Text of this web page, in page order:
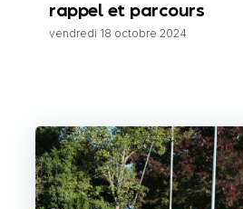
rappel et parcours
vendredi 18 octobre 2024